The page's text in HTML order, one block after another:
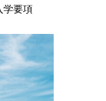
学要項